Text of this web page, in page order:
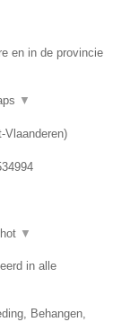
en in de provincie
▼
Vlaanderen)
▼
in alle
Behangen,